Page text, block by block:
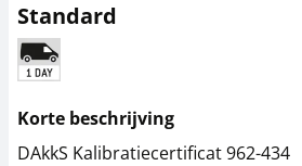
Standard
Korte beschrijving
DAkkS Kalibratiecertificat 962-434